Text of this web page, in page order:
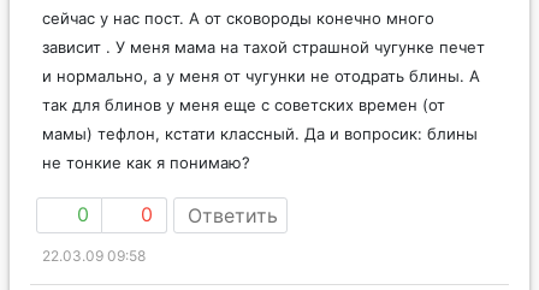
сейчас у нас пост. А от сковороды конечно много
зависит . У меня мама на тахой страшной чугунке печет
и нормально, а у меня от чугунки не отодрать блины. А
так для блинов у меня еще с советских времен (от
мамы) тефлон, кстати классный. Да и вопросик: блины
не тонкие как я понимаю?
0 0 Ответить
22.03.09 09:58